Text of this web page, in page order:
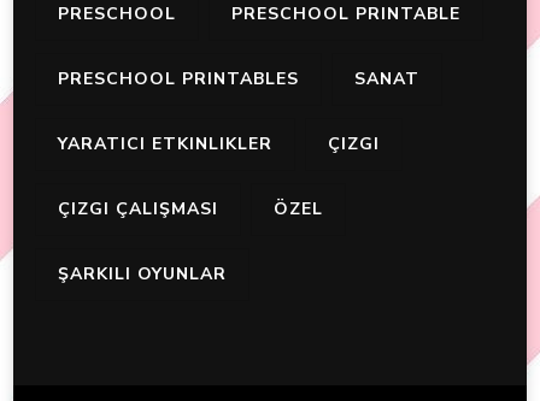
PRESCHOOL PRESCHOOL PRINTABLE
PRESCHOOL PRINTABLES SANAT
YARATICI ETKINLIKLER ÇIZGI
ÇIZGI ÇALIŞMASI ÖZEL
ŞARKILI OYUNLAR